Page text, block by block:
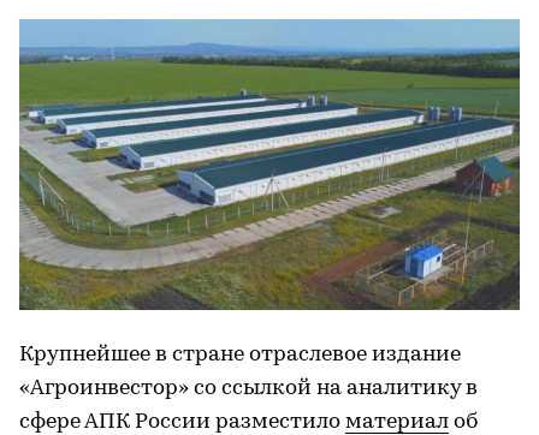
Крупнейшее в стране отраслевое издание
«Агроинвестор» со ссылкой на аналитику в
сфере АПК России разместило материал об